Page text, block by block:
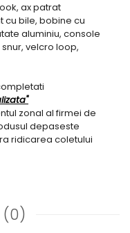
ax patrat
cu bile, bobine cu
aluminiu, console
velcro loop,
zonal al firmei de
depaseste
ridicarea coletului
(0)